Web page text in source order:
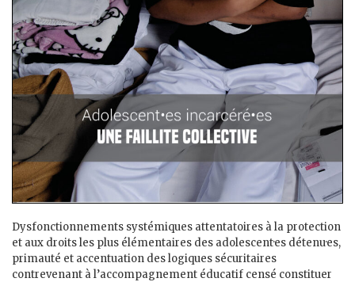
Dysfonctionnements systémiques attentatoires à la protection
et aux droits les plus élémentaires des adolescent·es détenu·es,
primauté et accentuation des logiques sécuritaires
contrevenant à l’accompagnement éducatif censé constituer